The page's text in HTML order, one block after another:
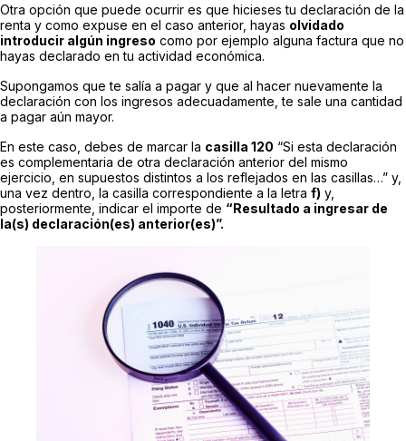
Otra opción que puede ocurrir es que hicieses tu declaración de la
renta y como expuse en el caso anterior, hayas olvidado
introducir algún ingreso como por ejemplo alguna factura que no
hayas declarado en tu actividad económica.
Supongamos que te salía a pagar y que al hacer nuevamente la
declaración con los ingresos adecuadamente, te sale una cantidad
a pagar aún mayor.
En este caso, debes de marcar la casilla 120 “Si esta declaración
es complementaria de otra declaración anterior del mismo
ejercicio, en supuestos distintos a los reflejados en las casillas…” y,
una vez dentro, la casilla correspondiente a la letra f) y,
posteriormente, indicar el importe de “Resultado a ingresar de
la(s) declaración(es) anterior(es)”.